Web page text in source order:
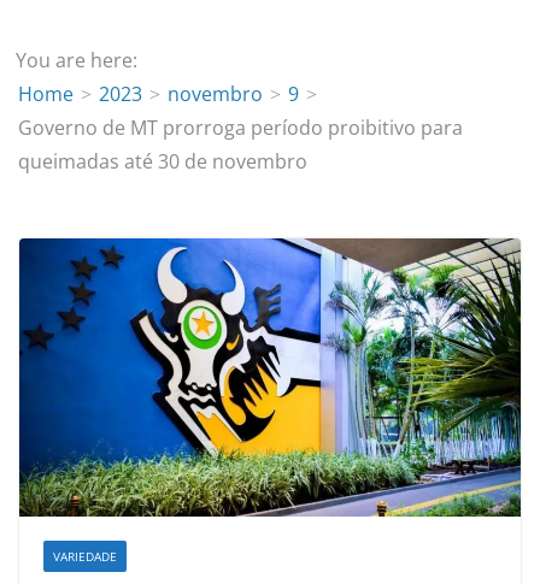
You are here:
Home
2023 novembro
9
Governo de MT prorroga período proibitivo para
queimadas até 30 de novembro
VARIEDADE